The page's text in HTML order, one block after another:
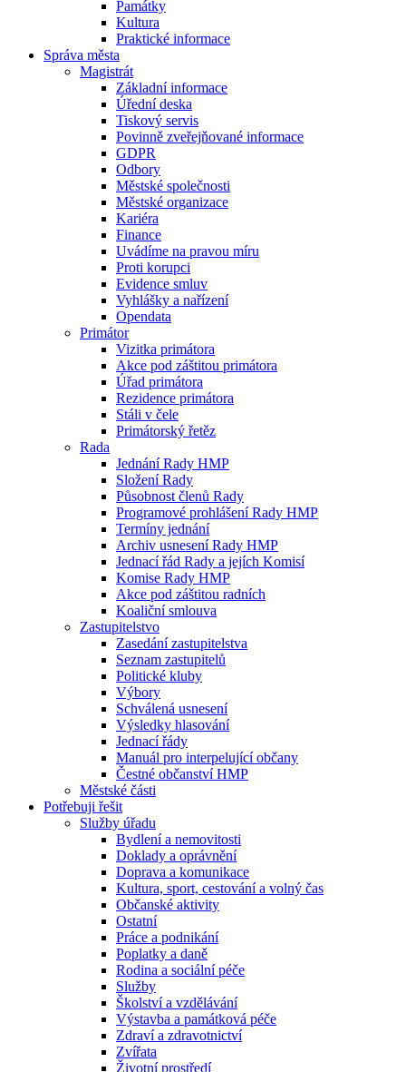
Památky
Kultura
Praktické informace
Správa města
Magistrát
Základní informace
Úřední deska
Tiskový servis
Povinně zveřejňované informace
GDPR
Odbory
Městské společnosti
Městské organizace
Kariéra
Finance
Uvádíme na pravou míru
Proti korupci
Evidence smluv
Vyhlášky a nařízení
Opendata
Primátor
Vizitka primátora
Akce pod záštitou primátora
Úřad primátora
Rezidence primátora
Stáli v čele
Primátorský řetěz
Rada
Jednání Rady HMP
Složení Rady
Působnost členů Rady
Programové prohlášení Rady HMP
Termíny jednání
Archiv usnesení Rady HMP
Jednací řád Rady a jejích Komisí
Komise Rady HMP
Akce pod záštitou radních
Koaliční smlouva
Zastupitelstvo
Zasedání zastupitelstva
Seznam zastupitelů
Politické kluby
Výbory
Schválená usnesení
Výsledky hlasování
Jednací řády
Manuál pro interpelující občany
Čestné občanství HMP
Městské části
Potřebuji řešit
Služby úřadu
Bydlení a nemovitosti
Doklady a oprávnění
Doprava a komunikace
Kultura, sport, cestování a volný čas
Občanské aktivity
Ostatní
Práce a podnikání
Poplatky a daně
Rodina a sociální péče
Služby
Školství a vzdělávání
Výstavba a památková péče
Zdraví a zdravotnictví
Zvířata
Životní prostředí